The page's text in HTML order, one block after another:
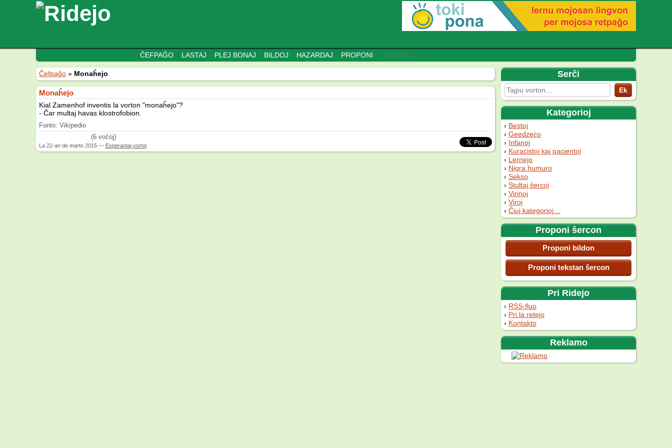
ĈEFPAĜO LASTAJ PLEJ BONAJ BILDOJ HAZARDAJ PROPONI
Serĉi
Kategorioj
Bestoj
Geedzeco
Infanoj
Kuracistoj kaj pacientoj
Lernejo
Nigra humuro
Sekso
Stultaj ŝercoj
Virinoj
Viroj
Ĉiuj kategorioj…
Proponi ŝercon
Proponi bildon
Proponi tekstan ŝercon
Pri Ridejo
RSS-fluo
Pri la retejo
Kontakto
Reklamo
Ĉefpaĝo » Monaĥejo
Monaĥejo
Kial Zamenhof inventis la vorton "monaĥejo"?
- Ĉar multaj havas klostrofobion.
Fonto: Vikipedio
(6 voĉoj)
La 22-an de marto 2015 — Esperantaj vortoj